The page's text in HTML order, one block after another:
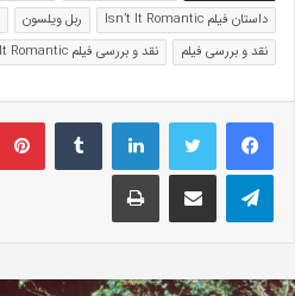
داستان فیلم Isn’t It Romantic
ربل ویلسون
نقد و بررسی فیلم
نقد و بررسی فیلم Isn’t It Romantic
لینکداینتامبلر
تلگرام اشتراک گذاری با ایمیل چاپ